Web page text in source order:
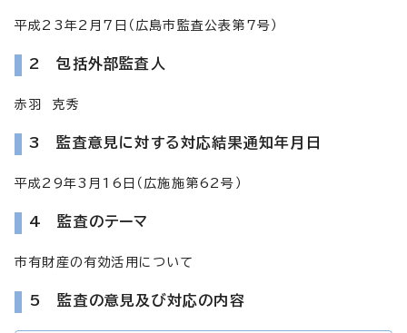
平成23年2月7日（広島市監査公表第7号）
2 包括外部監査人
赤羽 克秀
3 監査意見に対する対応結果通知年月日
平成29年3月16日（広施施第62号）
4 監査のテーマ
市有財産の有効活用について
5 監査の意見及び対応の内容